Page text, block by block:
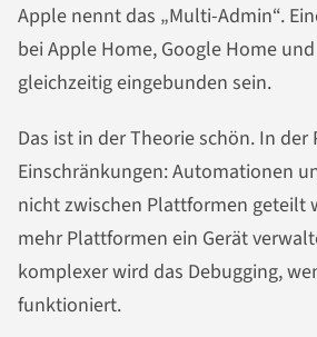
Apple nennt das „Multi-Admin“.
bei Apple Home, Google Home
gleichzeitig eingebunden sein.
Das ist in der Theorie schön. In der
Einschränkungen: Automationen
nicht zwischen Plattformen geteilt
mehr Plattformen ein Gerät
komplexer wird das Debugging,
funktioniert.